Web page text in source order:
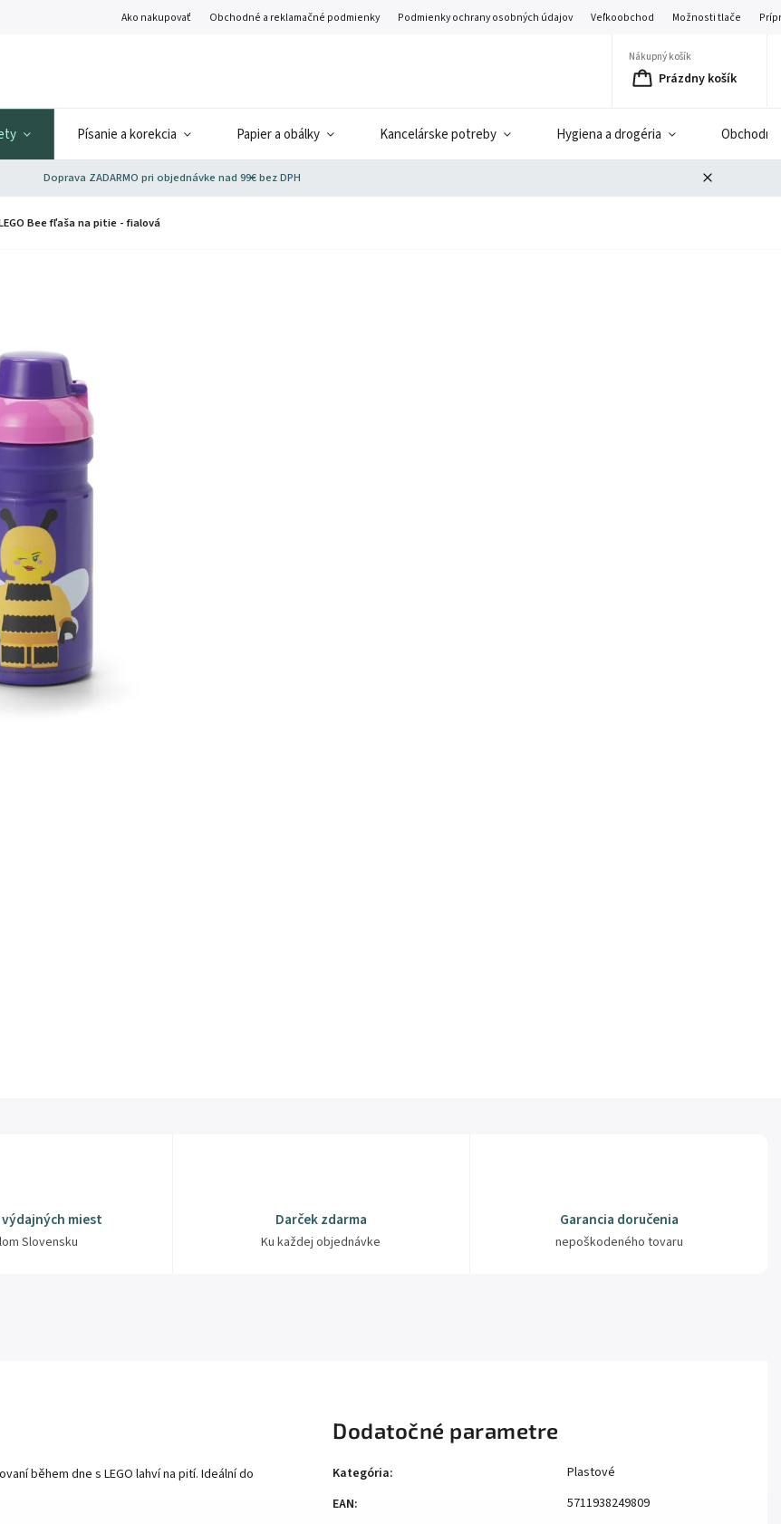
Ako nakupovať Obchodné a reklamačné podmienky Podmienky ochrany osobných údajov Veľkoobchod Možnosti tlače
Nákupný košík
Prázdny košík
Písanie a korekcia Papier a obálky Kancelárske potreby Hygiena a drogéria
Doprava ZADARMO pri objednávke nad 99€ bez DPH
Bee fľaša na pitie - fialová
výdajných miest
Slovensku
Darček zdarma
Ku každej objednávke
Garancia doručenia
nepoškodeného tovaru
během dne s LEGO lahví na pití. Ideální do
Dodatočné parametre
Kategória:
Plastové
EAN:
5711938249809